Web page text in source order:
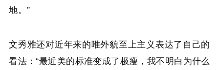
地。”
文秀雅还对近年来的唯外貌至上主义表达了自己的
看法：“最近美的标准变成了极瘦，我不明白为什么